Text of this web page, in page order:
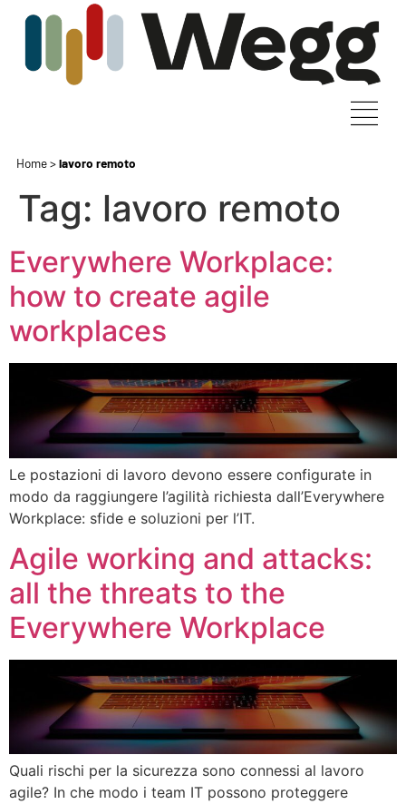
Home>lavoro remoto
Tag: lavoro remoto
Everywhere Workplace:
how to create agile
workplaces
Le postazioni di lavoro devono essere configurate in
modo da raggiungere l’agilità richiesta dall’Everywhere
Workplace: sfide e soluzioni per l’IT.
Agile working and attacks:
all the threats to the
Everywhere Workplace
Quali rischi per la sicurezza sono connessi al lavoro
agile? In che modo i team IT possono proteggere